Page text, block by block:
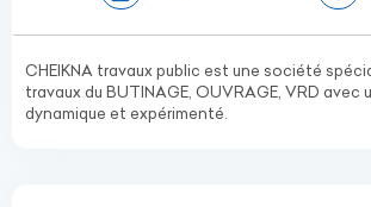
CHEIKNA travaux public est une société
travaux du BUTINAGE, OUVRAGE, VRD avec
dynamique et expérimenté.